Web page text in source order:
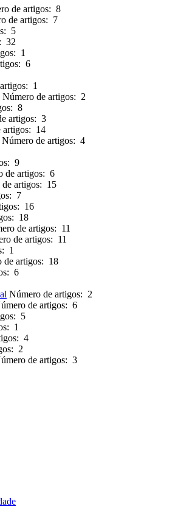
de artigos: 8
de artigos: 7
5
32
1
6
1
Número de artigos: 2
8
artigos: 3
artigos: 14
Número de artigos: 4
9
de artigos: 6
de artigos: 15
7
16
18
de artigos: 11
de artigos: 11
1
de artigos: 18
6
Número de artigos: 2
de artigos: 6
5
1
4
2
de artigos: 3